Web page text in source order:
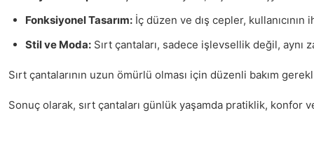
Fonksiyonel Tasarım: İç düzen ve dış cepler, kullanıcının
Stil ve Moda: Sırt çantaları, sadece işlevsellik değil, aynı
Sırt çantalarının uzun ömürlü olması için düzenli bakım
Sonuç olarak, sırt çantaları günlük yaşamda pratiklik, konfor